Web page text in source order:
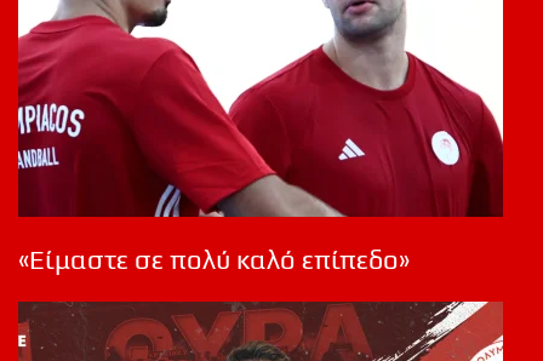
«Είμαστε σε πολύ καλό επίπεδο»